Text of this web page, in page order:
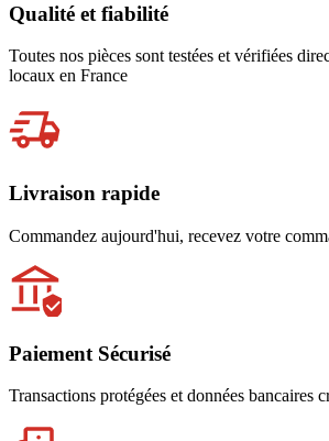
Qualité et fiabilité
Toutes nos pièces sont testées et vérifiées
locaux en France
Livraison rapide
Commandez aujourd'hui, recevez votre
Paiement Sécurisé
Transactions protégées et données bancaires